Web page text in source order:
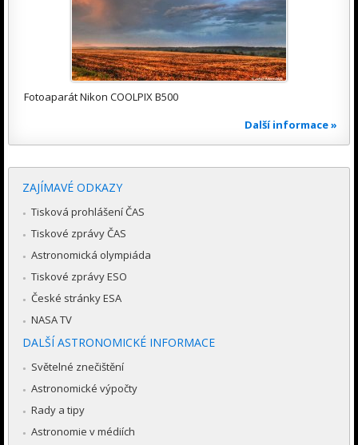
Fotoaparát Nikon COOLPIX B500
Další informace »
ZAJÍMAVÉ ODKAZY
Tisková prohlášení ČAS
Tiskové zprávy ČAS
Astronomická olympiáda
Tiskové zprávy ESO
České stránky ESA
NASA TV
DALŠÍ ASTRONOMICKÉ INFORMACE
Světelné znečištění
Astronomické výpočty
Rady a tipy
Astronomie v médiích